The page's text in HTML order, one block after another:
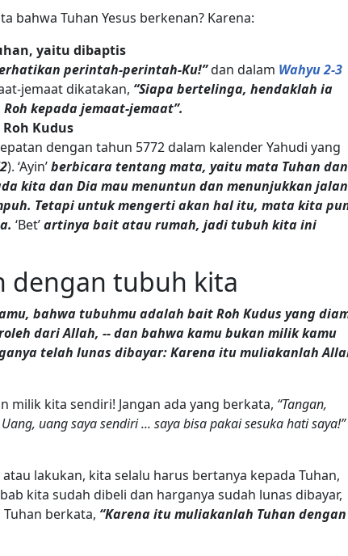
bahwa Tuhan Yesus berkenan? Karena:
yaitu dibaptis
perintah-perintah-Ku!”dan dalam Wahyu 2-3
jemaat dikatakan, “Siapa bertelinga, hendaklah ia
kepada jemaat-jemaat”.
Kudus
dengan tahun 5772 dalam kalender Yahudi yang
). ‘Ayin’berbicara tentang mata, yaitu mata Tuhan dan
kita dan Dia mau menuntun dan menunjukkan jalan
Tetapi untuk mengerti akan hal itu, mata kita
‘Bet’artinya bait atau rumah, jadi tubuh kita ini
dengan tubuh kita
bahwa tubuhmu adalah bait Roh Kudus yang
dari Allah, -- dan bahwa kamu bukan milik kamu
telah lunas dibayar: Karena itu muliakanlah
milik kita sendiri! Jangan ada yang berkata, “Tangan,
uang saya sendiri ... saya bisa pakai sesuka hati saya!”
lakukan, kita selalu harus bertanya kepada Tuhan,
kita sudah dibeli dan harganya sudah lunas dibayar,
berkata, “Karena itu muliakanlah Tuhan dengan